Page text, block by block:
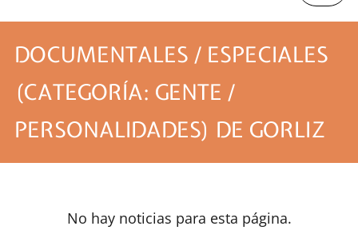
DOCUMENTALES / ESPECIALES
(CATEGORÍA: GENTE /
PERSONALIDADES) DE GORLIZ
No hay noticias para esta página.